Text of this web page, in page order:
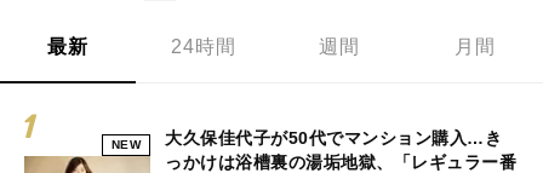
最新 24時間 週間 月間
NEW
大久保佳代子が50代でマンション購入…き
っかけは浴槽裏の湯垢地獄、「レギュラー番